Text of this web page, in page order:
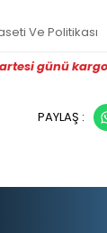
Ve Politikası
günü
PAYLAŞ :